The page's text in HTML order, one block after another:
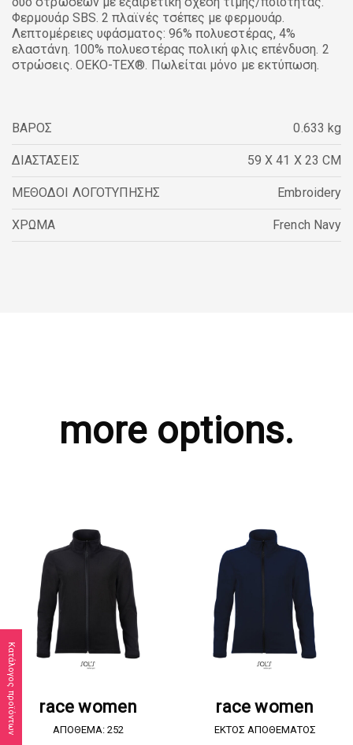
Κατάλογος προϊόντων
Φερμουάρ SBS. 2 πλαϊνές τσέπες με φερμουάρ.
Λεπτομέρειες υφάσματος: 96% πολυεστέρας, 4%
ελαστάνη. 100% πολυεστέρας πολική φλις επένδυση. 2
στρώσεις. OEKO-TEX®. Πωλείται μόνο με εκτύπωση.
ΒΑΡΟΣ 0.633 kg
ΔΙΑΣΤΑΣΕΙΣ 59 X 41 X 23 CM
ΜΕΘΟΔΟΙ ΛΟΓΟΤΥΠΗΣΗΣ Embroidery
ΧΡΩΜΑ French Navy
more options.
race women
ΑΠΟΘΕΜΑ: 252
race women
EKTOΣ ΑΠΟΘΕΜΑΤΟΣ